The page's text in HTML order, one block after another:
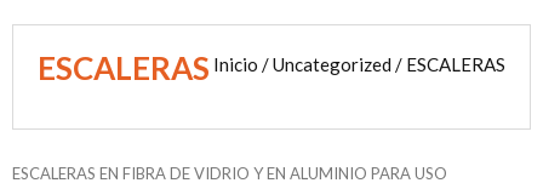
ESCALERAS Inicio /Uncategorized / ESCALERAS
ESCALERAS EN FIBRA DE VIDRIO Y EN ALUMINIO PARA USO